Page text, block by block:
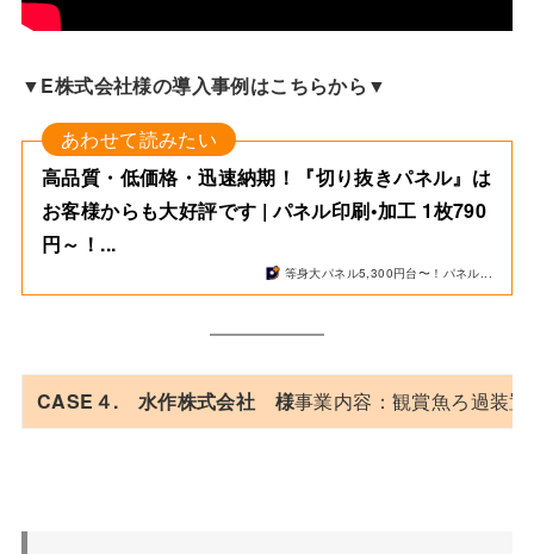
▼E株式会社様の導入事例はこちらから▼
高品質・低価格・迅速納期！『切り抜きパネル』は
お客様からも大好評です | パネル印刷•加工 1枚790
円～！...
等身大パネル5,300円台〜！パネル...
CASE４. 水作株式会社 様事業内容：観賞魚ろ過装